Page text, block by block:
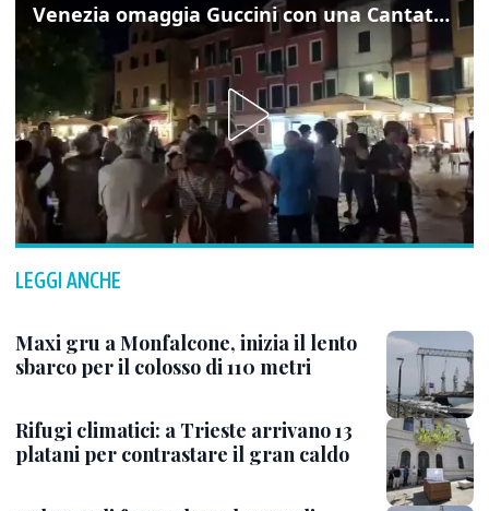
Venezia omaggia Guccini con una Cantata Anarchica in campo Santa Margherita
LEGGI ANCHE
Maxi gru a Monfalcone, inizia il lento
sbarco per il colosso di 110 metri
Rifugi climatici: a Trieste arrivano 13
platani per contrastare il gran caldo